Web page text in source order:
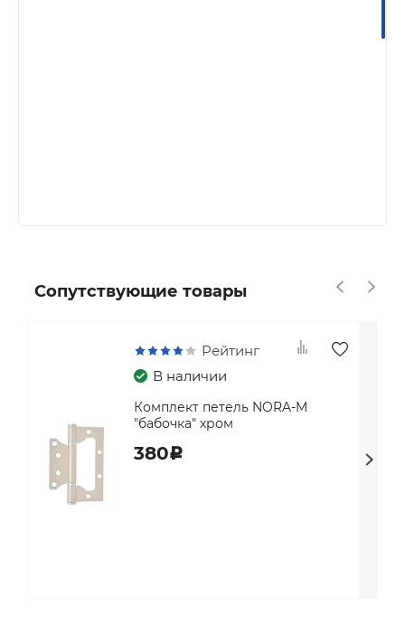
Сопутствующие товары
Рейтинг
В наличии
Комплект петель NORA-M
"бабочка" хром
380c